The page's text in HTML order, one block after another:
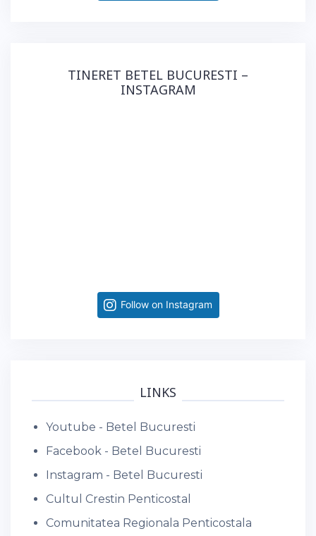
TINERET BETEL BUCURESTI –
INSTAGRAM
Follow on Instagram
LINKS
Youtube - Betel Bucuresti
Facebook - Betel Bucuresti
Instagram - Betel Bucuresti
Cultul Crestin Penticostal
Comunitatea Regionala Penticostala